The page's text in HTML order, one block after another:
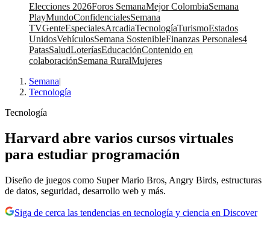
Elecciones 2026Foros SemanaMejor ColombiaSemana
PlayMundoConfidencialesSemana
TVGenteEspecialesArcadiaTecnologíaTurismoEstados
UnidosVehículosSemana SostenibleFinanzas Personales4
PatasSaludLoteríasEducaciónContenido en
colaboraciónSemana RuralMujeres
Semana|
Tecnología
Tecnología
Harvard abre varios cursos virtuales
para estudiar programación
Diseño de juegos como Super Mario Bros, Angry Birds, estructuras
de datos, seguridad, desarrollo web y más.
Siga de cerca las tendencias en tecnología y ciencia en Discover